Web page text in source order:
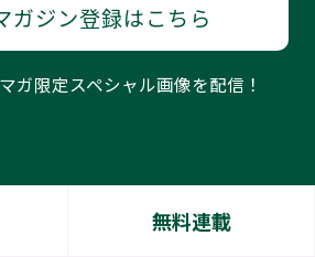
ガジン登録はこちら
ガ限定スペシャル画像を配信！
無料連載